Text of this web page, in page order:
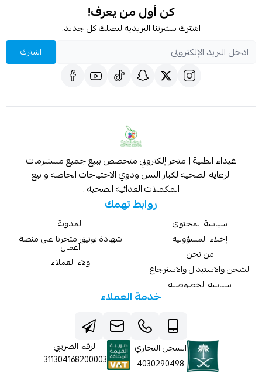
كن أول من يعرف!
اشترك بنشرتنا البريدية ليصلك كل جديد.
اشترك
غيداء الطبية | متجر إلكتروني متخصص ببيع جميع مستلزمات
الرعايه الصحيه لكبار السن وذوي الاحتياجات الخاصه و بيع
المكملات الغذائيه الصحيه .
روابط تهمك
سياسة المحتوى
إخلاء المسؤولية
من نحن
الشحن والاستبدال والاسترجاع
سياسه الخصوصيه
المدونة
شهادة توثيق متجرنا على منصة
أعمال
ولاء العملاء
خدمة العملاء
السجل التجاري
4030290498
الرقم الضريبي
311304168200003